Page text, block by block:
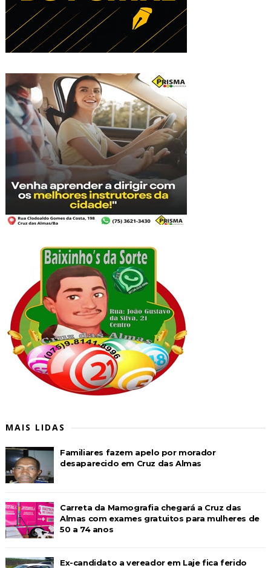
MAIS LIDAS
Familiares fazem apelo por morador
desaparecido em Cruz das Almas
Carreta da Mamografia chegará a Cruz das
Almas com exames gratuitos para mulheres de
50 a 74 anos
Ex-candidato a vereador em Laje fica ferido